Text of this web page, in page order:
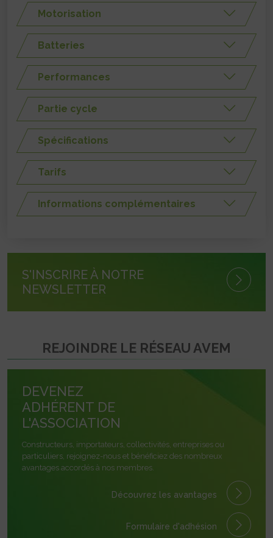
Motorisation
Batteries
Performances
Partie cycle
Spécifications
Tarifs
Informations complémentaires
S'INSCRIRE À NOTRE
NEWSLETTER
REJOINDRE LE RÉSEAU AVEM
DEVENEZ
ADHÉRENT DE
L'ASSOCIATION
Constructeurs, importateurs, collectivités, entreprises ou
particuliers, rejoignez-nous et bénéficiez des nombreux
avantages accordés à nos membres.
Découvrez les avantages
Formulaire d'adhésion